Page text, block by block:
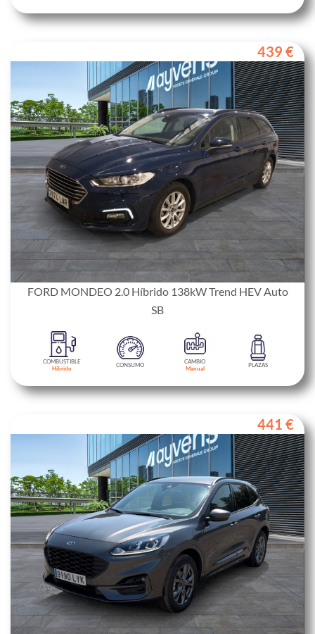
439 €
FORD MONDEO 2.0 Híbrido 138kW Trend HEV Auto
SB
COMBUSTIBLE
Híbrido
CONSUMO
CAMBIO
Manual
PLAZAS
441 €